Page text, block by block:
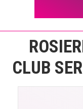
CLUB